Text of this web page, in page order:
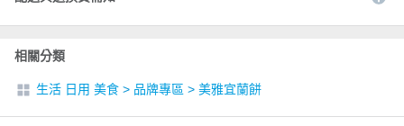
相關分類
生活 日用 美食 > 品牌專區 > 美雅宜蘭餅